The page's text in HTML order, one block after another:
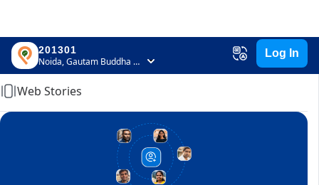
201301
Noida, Gautam Buddha Nagar, Uttar Pradesh
Log In
Home
Web Stories